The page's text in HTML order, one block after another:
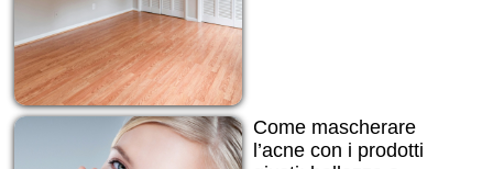
Come mascherare
l’acne con i prodotti